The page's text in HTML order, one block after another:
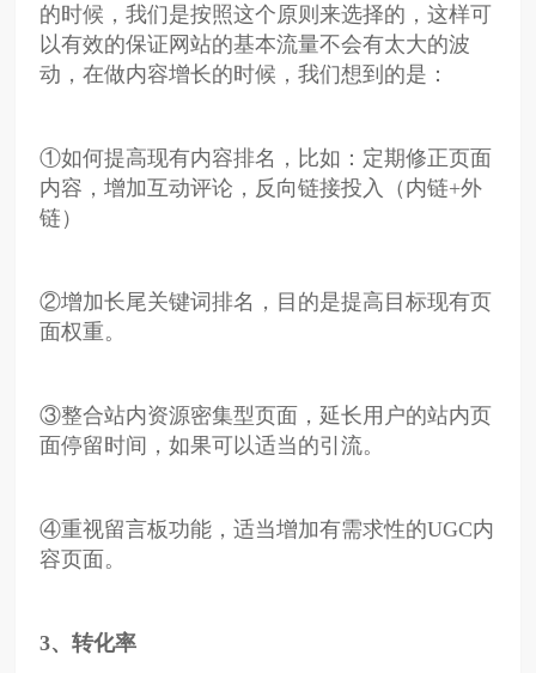
的时候，我们是按照这个原则来选择的，这样可
以有效的保证网站的基本流量不会有太大的波
动，在做内容增长的时候，我们想到的是：
①如何提高现有内容排名，比如：定期修正页面
内容，增加互动评论，反向链接投入（内链+外
链）
②增加长尾关键词排名，目的是提高目标现有页
面权重。
③整合站内资源密集型页面，延长用户的站内页
面停留时间，如果可以适当的引流。
④重视留言板功能，适当增加有需求性的UGC内
容页面。
3、转化率